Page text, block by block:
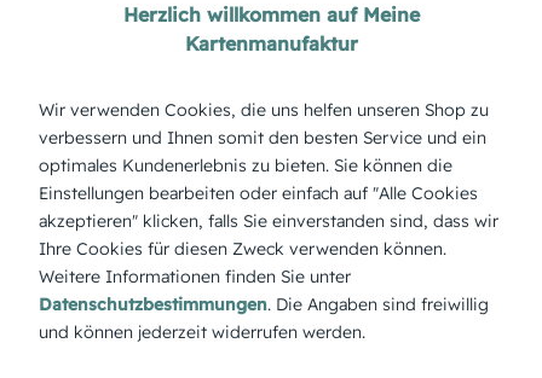
ÜBERBLICK:
Produktbeschreibung
„Wasserkranz“ – erfrischend, klar und symbolträchtig. Mit
dem Designer gestaltest du daraus eine persönliche
Erinnerungskarte.
Herzlich willkommen auf Meine
Kartenmanufaktur
Wir verwenden Cookies, die uns helfen unseren Shop zu
verbessern und Ihnen somit den besten Service und ein
optimales Kundenerlebnis zu bieten. Sie können die
Einstellungen bearbeiten oder einfach auf "Alle Cookies
akzeptieren" klicken, falls Sie einverstanden sind, dass wir
Ihre Cookies für diesen Zweck verwenden können.
Weitere Informationen finden Sie unter
Datenschutzbestimmungen. Die Angaben sind freiwillig
und können jederzeit widerrufen werden.